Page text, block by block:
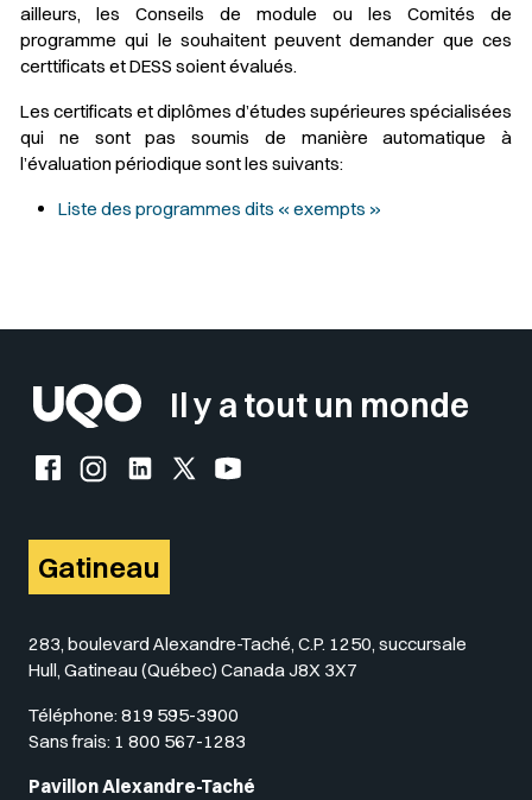
ailleurs, les Conseils de module ou les Comités de
programme qui le souhaitent peuvent demander que ces
certtificats et DESS soient évalués.
Les certificats et diplômes d’études supérieures spécialisées
qui ne sont pas soumis de manière automatique à
l’évaluation périodique sont les suivants:
Liste des programmes dits « exempts »
Il y a tout un monde
Facebook de l'UQO
Instagram de l'UQO
LinkedIn de l'UQO
X (Twitter) de l'UQO
YouTube de l'UQO
Gatineau
283, boulevard Alexandre-Taché, C.P. 1250, succursale
Hull, Gatineau (Québec) Canada J8X 3X7
Téléphone: 819 595-3900
Sans frais: 1 800 567-1283
Pavillon Alexandre-Taché